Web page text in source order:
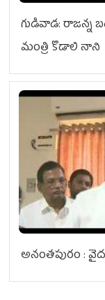
గుడివాడ: రాజన్న
మంత్రి కొడాలి నాని
అనంతపురం :